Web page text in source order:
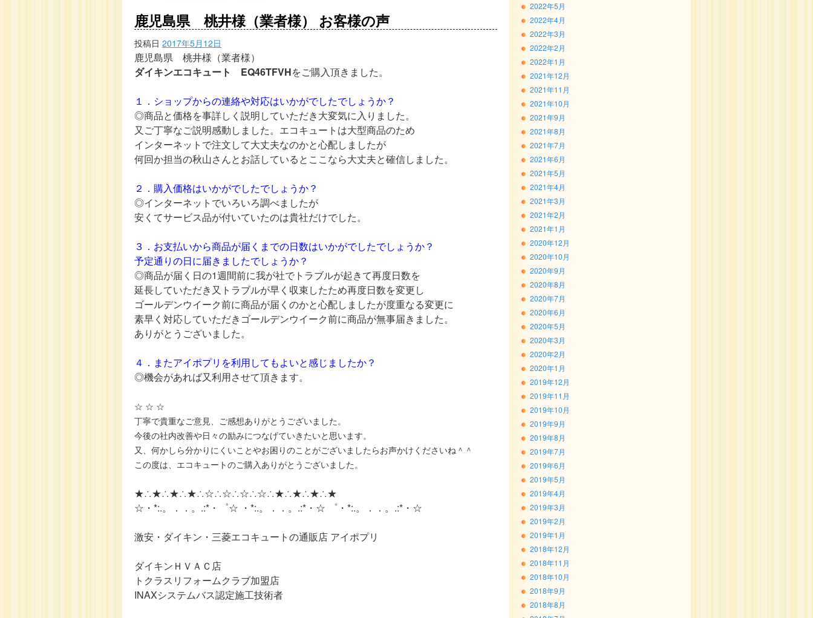
鹿児島県 桃井様（業者様） お客様の声
投稿日 2017年5月12日
鹿児島県 桃井様（業者様）
ダイキンエコキュート EQ46TFVHをご購入頂きました。
１．ショップからの連絡や対応はいかがでしたでしょうか？
◎商品と価格を事詳しく説明していただき大変気に入りました。
又ご丁寧なご説明感動しました。エコキュートは大型商品のため
インターネットで注文して大丈夫なのかと心配しましたが
何回か担当の秋山さんとお話していると ここなら大丈夫と確信しました。
２．購入価格はいかがでしたでしょうか？
◎インターネットでいろいろ調べましたが
安くてサービス品が付いていたのは貴社だけでした。
３．お支払いから商品が届くまでの日数はいかがでしたでしょうか？
予定通りの日に届きましたでしょうか？
◎商品が届く日の1週間前に我が社でトラブルが起きて再度日数を
延長していただき又トラブルが早く収束したため再度日数を変更し
ゴールデンウイーク前に商品が届くのかと心配しましたが度重なる変更に
素早く対応していただきゴールデンウイーク前に商品が無事届きました。
ありがとうございました。
４．またアイポプリを利用してもよいと感じましたか？
◎機会があれば又利用させて頂きます。
☆ ☆ ☆
丁寧で貴重なご意見、ご感想ありがとうございました。
今後の社内改善や日々の励みにつなげていきたいと思います。
又、何かしら分かりにくいことやお困りのことがございましたらお声かけくださいね＾＾
この度は、エコキュートのご購入ありがとうございました。
★∴★∴★∴★∴☆∴☆∴☆∴☆∴★∴★∴★∴★
☆・*:.。．．。.:*・゜☆ ・*:.。．．。.:*・☆ ゜・*:.。．．。.:*・☆
激安・ダイキン・三菱エコキュートの通販店 アイポプリ
ダイキンＨＶＡＣ店
トクラスリフォームクラブ加盟店
INAXシステムバス認定施工技術者
2022年5月
2022年4月
2022年3月
2022年2月
2022年1月
2021年12月
2021年11月
2021年10月
2021年9月
2021年8月
2021年7月
2021年6月
2021年5月
2021年4月
2021年3月
2021年2月
2021年1月
2020年12月
2020年10月
2020年9月
2020年8月
2020年7月
2020年6月
2020年5月
2020年3月
2020年2月
2020年1月
2019年12月
2019年11月
2019年10月
2019年9月
2019年8月
2019年7月
2019年6月
2019年5月
2019年4月
2019年3月
2019年2月
2019年1月
2018年12月
2018年11月
2018年10月
2018年9月
2018年8月